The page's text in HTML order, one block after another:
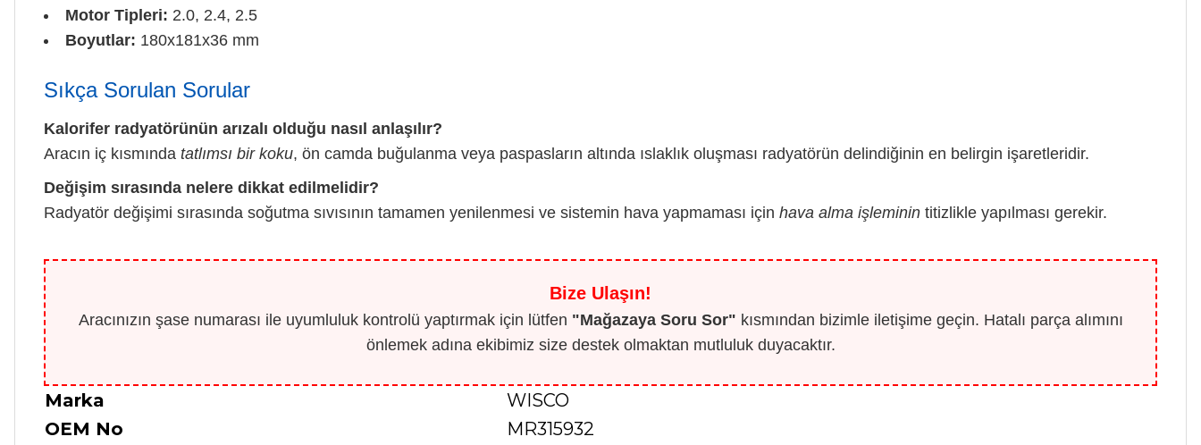
Motor Tipleri: 2.0, 2.4, 2.5
Boyutlar: 180x181x36 mm
Sıkça Sorulan Sorular
Kalorifer radyatörünün arızalı olduğu nasıl anlaşılır?
Aracın iç kısmında tatlımsı bir koku, ön camda buğulanma veya paspasların altında ıslaklık oluşması radyatörün delindiğinin en belirgin işaretleridir.
Değişim sırasında nelere dikkat edilmelidir?
Radyatör değişimi sırasında soğutma sıvısının tamamen yenilenmesi ve sistemin hava yapmaması için hava alma işleminin titizlikle yapılması gerekir.
Bize Ulaşın!
Aracınızın şase numarası ile uyumluluk kontrolü yaptırmak için lütfen "Mağazaya Soru Sor" kısmından bizimle iletişime geçin. Hatalı parça alımını
önlemek adına ekibimiz size destek olmaktan mutluluk duyacaktır.
Marka
WISCO
OEM No
MR315932